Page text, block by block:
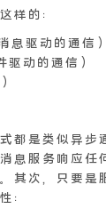
样的：
息驱动的通信）
动的通信）
都是类似异步
息服务响应任
其次，只要是
：